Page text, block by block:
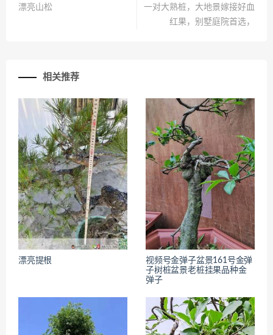
漂亮山松
一对大熟桩，大地景嫁接好血
红果，别墅庭院首选，
相关推荐
漂亮提根
视频号金弹子盆景161号金弹
子树桩盆景老桩挂果品种金
弹子